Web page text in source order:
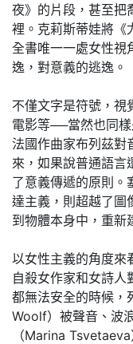
夜》的片段，甚至把
裡。克莉斯蒂娃將《
全書唯一一處女性視
逸，對意義的逃逸。
不僅文字是符號，視
電影等──當然也同
法國作曲家布列茲對
來，如果說普通語言
了意義傳遞的原則。
達主義，則超越了圖
到物體本身中，重新
以女性主義的角度來
自殺女作家和女詩
都無法安全的時候，
Woolf）被聲音、波
（Marina